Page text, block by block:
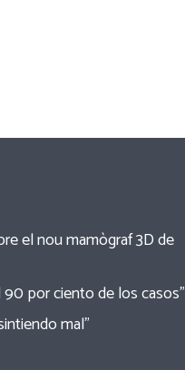
el nou mamògraf 3D de
90 por ciento de los casos”
mal”